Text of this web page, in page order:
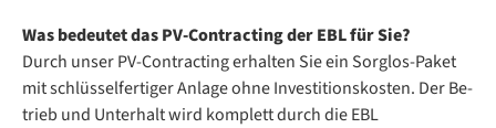
Was be­deu­tet das PV-Contrac­ting der EBL für Sie?
Durch un­ser PV-Contracting er­hal­ten Sie ein Sorg­los-Pa­ket
mit schlüsselfertiger Anlage ohne In­ves­ti­ti­ons­kos­ten. Der Be­
trieb und Un­ter­halt wird kom­plett durch die EBL